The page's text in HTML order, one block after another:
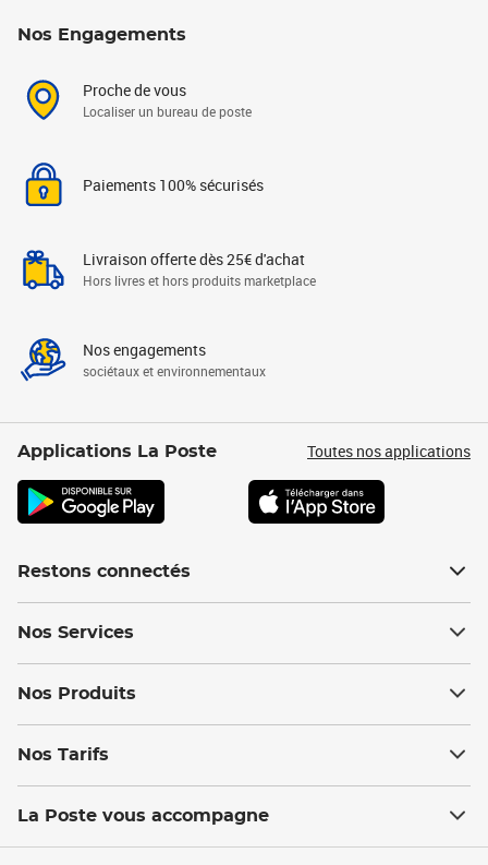
Nos Engagements
Proche de vous
Localiser un bureau de poste
Paiements 100% sécurisés
Livraison offerte dès 25€ d'achat
Hors livres et hors produits marketplace
Nos engagements
sociétaux et environnementaux
Applications La Poste Toutes nos applications
Restons connectés
Nos Services
Nos Produits
Nos Tarifs
La Poste vous accompagne